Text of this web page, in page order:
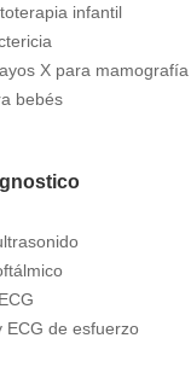
infantil
X para mamografía
bebés
ECG de esfuerzo